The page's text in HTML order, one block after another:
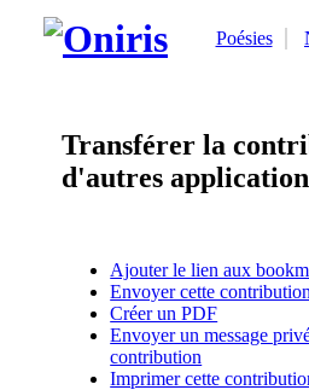
Poésies
Transférer la
d'autres
Ajouter le lien aux
Envoyer cette
Créer un PDF
Envoyer un message
contribution
Imprimer cette